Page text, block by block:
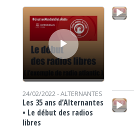
Lecteur audio
24/02/2022 -ALTERNANTES
Les 35 ans d’Alternantes
• Le début des radios
libres
Lecteur audio
Lecteur audio